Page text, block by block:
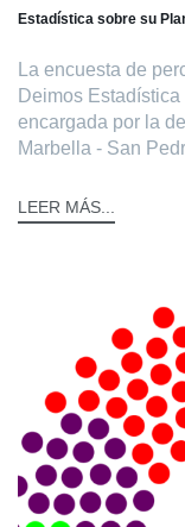
Estadística sobre su
La encuesta de
Deimos
encargada por la
Marbella - San
LEER MÁS...